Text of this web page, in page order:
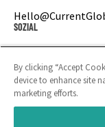
SOZIAL
LinkedIn
Instagram
By clicking “Accept
device to enhance site
marketing efforts.